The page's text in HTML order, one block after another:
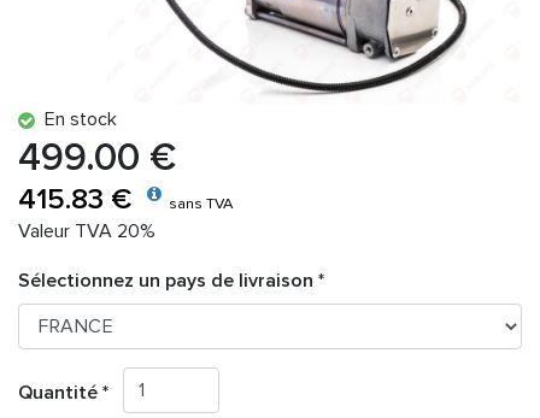
En stock
499.00 €
415.83 € sans TVA
Valeur TVA 20%
Sélectionnez un pays de livraison *
Quantité *